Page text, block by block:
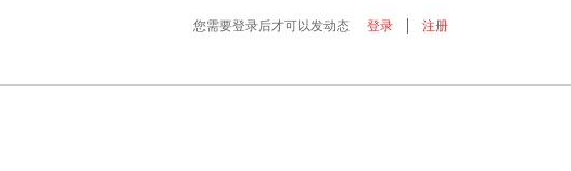
您需要登录后才可以发动态 登录 注册